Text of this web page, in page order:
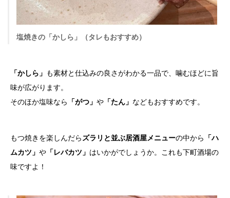
塩焼きの「かしら」（タレもおすすめ）
「かしら」 も素材と仕込みの良さがわかる一品で、噛むほどに旨
味が広がります。
そのほか塩味なら
「がつ」 や 「たん」 などもおすすめです。
もつ焼きを楽しんだら ズラリと並ぶ居酒屋メニューの中から
「ハ
ムカツ」 や 「レバカツ」 はいかがでしょうか。これも下町酒場の
味ですよ！